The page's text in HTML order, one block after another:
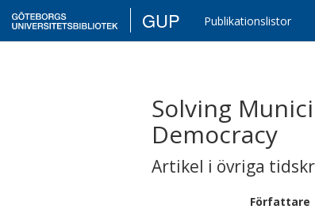
GUP Publikationslistor
Solving
Democracy
Artikel i övriga
Författare